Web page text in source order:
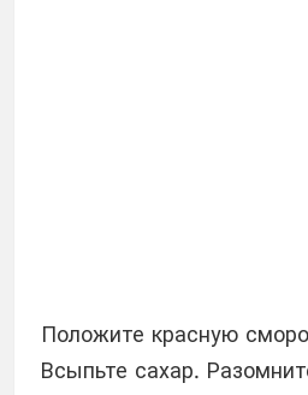
Положите красную
Всыпьте сахар.